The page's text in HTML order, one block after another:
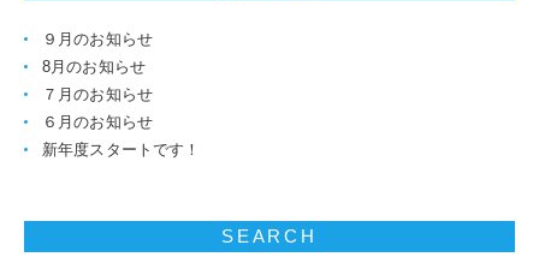
９月のお知らせ
8月のお知らせ
７月のお知らせ
６月のお知らせ
新年度スタートです！
SEARCH